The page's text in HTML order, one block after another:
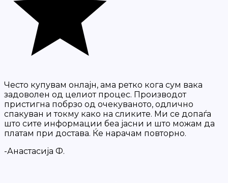
Често купувам онлајн, ама ретко кога сум вака
задоволен од целиот процес. Производот
пристигна побрзо од очекуваното, одлично
спакуван и токму како на сликите. Ми се допаѓа
што сите информации беа јасни и што можам да
платам при достава. Ќе нарачам повторно.
-Анастасија Ф.